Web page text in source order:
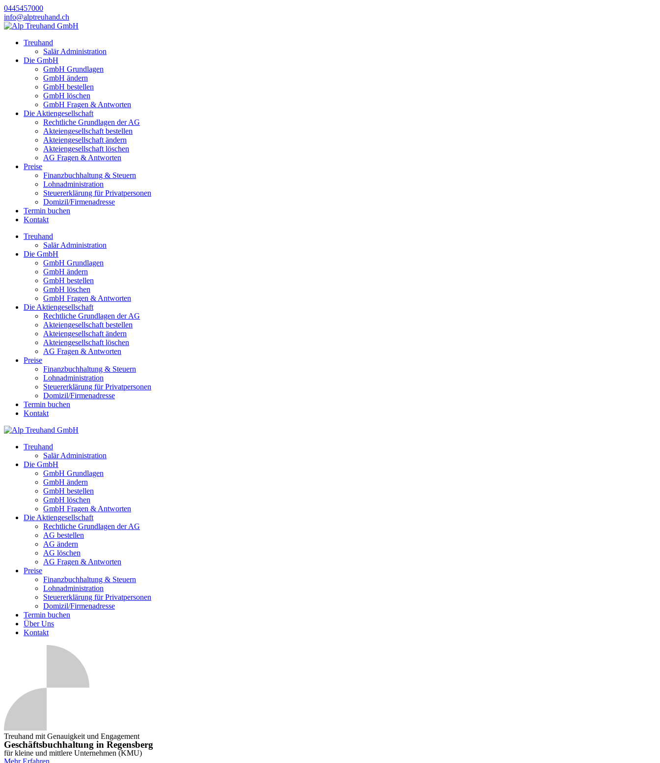
0445457000
info@alptreuhand.ch
Treuhand
Salär Administration
Die GmbH
GmbH Grundlagen
GmbH ändern
GmbH bestellen
GmbH löschen
GmbH Fragen & Antworten
Die Aktiengesellschaft
Rechtliche Grundlagen der AG
Akteiengesellschaft bestellen
Akteiengesellschaft ändern
Akteiengesellschaft löschen
AG Fragen & Antworten
Preise
Finanzbuchhaltung & Steuern
Lohnadministration
Steuererklärung für Privatpersonen
Domizil/Firmenadresse
Termin buchen
Kontakt
Treuhand
Salär Administration
Die GmbH
GmbH Grundlagen
GmbH ändern
GmbH bestellen
GmbH löschen
GmbH Fragen & Antworten
Die Aktiengesellschaft
Rechtliche Grundlagen der AG
Akteiengesellschaft bestellen
Akteiengesellschaft ändern
Akteiengesellschaft löschen
AG Fragen & Antworten
Preise
Finanzbuchhaltung & Steuern
Lohnadministration
Steuererklärung für Privatpersonen
Domizil/Firmenadresse
Termin buchen
Kontakt
Treuhand
Salär Administration
Die GmbH
GmbH Grundlagen
GmbH ändern
GmbH bestellen
GmbH löschen
GmbH Fragen & Antworten
Die Aktiengesellschaft
Rechtliche Grundlagen der AG
AG bestellen
AG ändern
AG löschen
AG Fragen & Antworten
Preise
Finanzbuchhaltung & Steuern
Lohnadministration
Steuererklärung für Privatpersonen
Domizil/Firmenadresse
Termin buchen
Über Uns
Kontakt
Treuhand mit Genauigkeit und Engagement
Geschäftsbuchhaltung in Regensberg
für kleine und mittlere Unternehmen (KMU)
Mehr Erfahren